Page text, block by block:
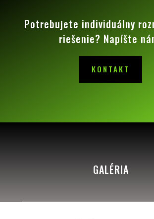
Potrebujete individuálny
riešenie? Napíšte
KONTAKT
GALÉRIA